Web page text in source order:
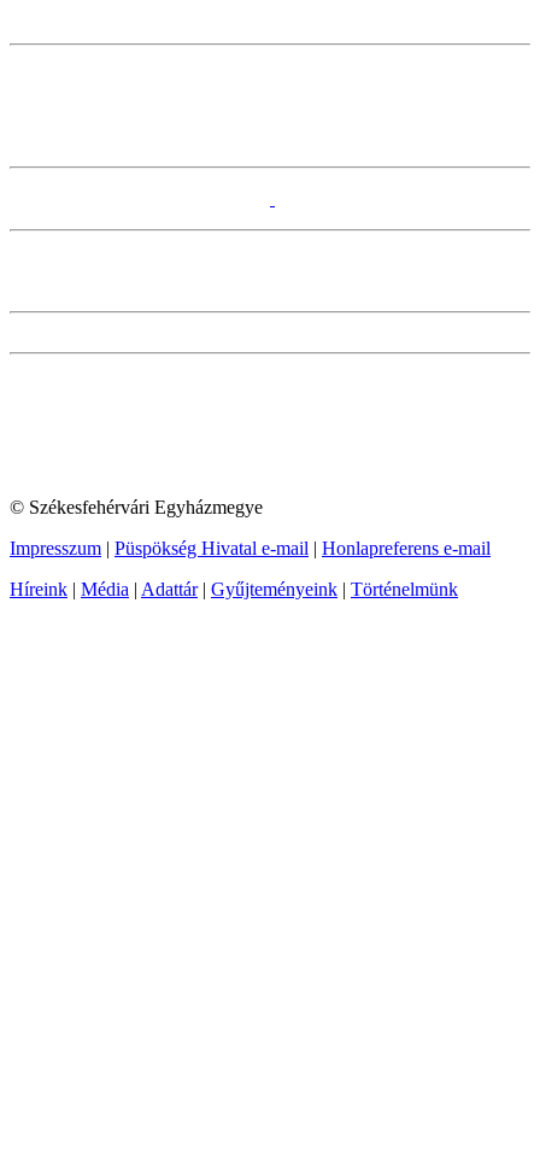
© Székesfehérvári Egyházmegye
Impresszum | Püspökség Hivatal e-mail | Honlapreferens e-mail
Híreink | Média | Adattár| Gyűjteményeink | Történelmünk